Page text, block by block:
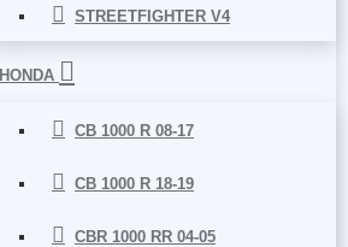
STREETFIGHTER V4
HONDA
CB 1000 R 08-17
CB 1000 R 18-19
CBR 1000 RR 04-05